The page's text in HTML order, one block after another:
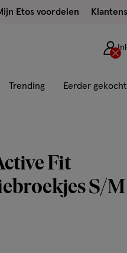
Etos voordelen
Trending Eerder gekocht
Fit
S/M